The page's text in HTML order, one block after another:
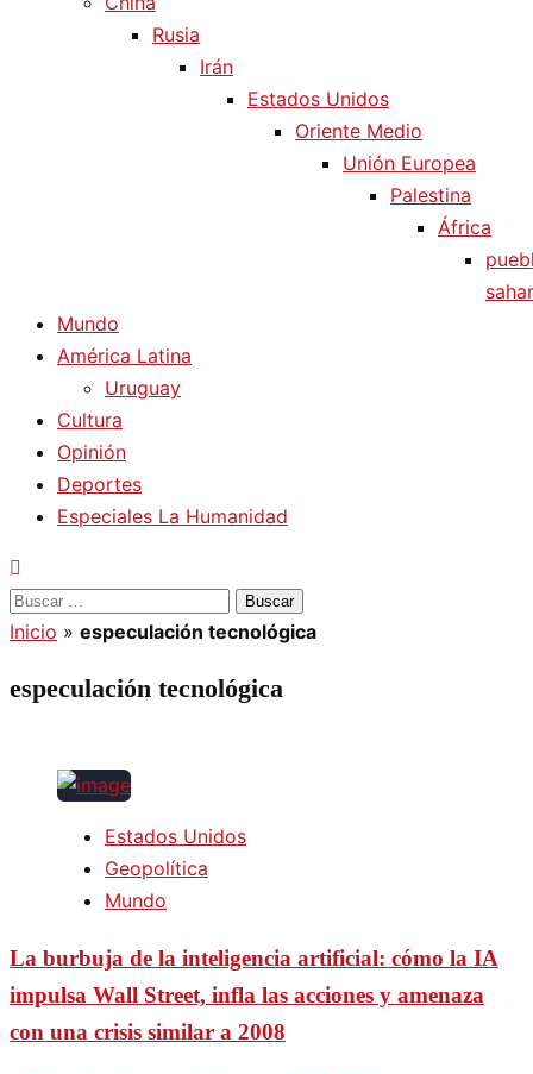
Rusia
Irán
Estados Unidos
Oriente Medio
Unión Europea
Palestina
África
Mundo
América Latina
Uruguay
Cultura
Opinión
Deportes
Especiales La Humanidad
Buscar:
Inicio » especulación tecnológica
especulación tecnológica
Estados Unidos
Geopolítica
Mundo
La burbuja de la inteligencia artificial: cómo la IA
impulsa Wall Street, infla las acciones y amenaza
con una crisis similar a 2008